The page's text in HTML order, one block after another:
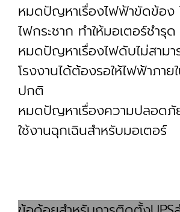
หมดปัญหาเรื่องไฟฟ้าขัดข้อง
ไฟกระชาก ทำให้มอเตอร์ชำรุด
หมดปัญหาเรื่องไฟดับไม่สามา
โรงงานได้ต้องรอให้ไฟฟ้าภาย
ปกติ
หมดปัญหาเรื่องความปลอดภั
ใช้งานฉุกเฉินสำหรับมอเตอร์